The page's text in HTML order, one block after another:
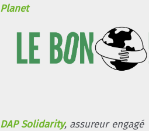
Planet
DAP Solidarity, assureur engagé